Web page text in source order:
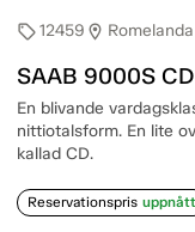
sell12459 location_on Romelanda
SAAB 9000S
En blivande
nittiotalsform. En lite
kallad CD.
Reservationspris uppnått